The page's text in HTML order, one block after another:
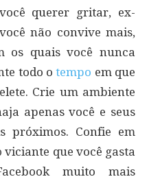
querer gritar, ex-
não convive mais,
os quais você nunca
todo otempo em que
Crie um ambiente
apenas você e seus
próximos. Confie em
que você gasta
muito mais